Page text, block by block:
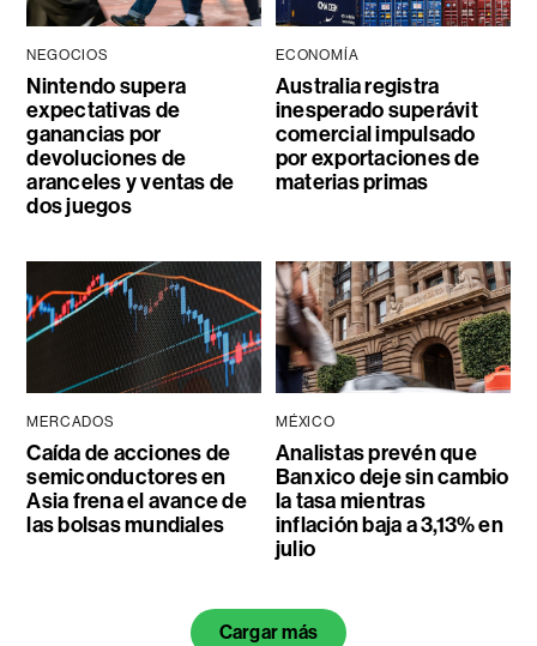
NEGOCIOS
Nintendo supera
expectativas de
ganancias por
devoluciones de
aranceles y ventas de
dos juegos
ECONOMÍA
Australia registra
inesperado superávit
comercial impulsado
por exportaciones de
materias primas
MERCADOS
Caída de acciones de
semiconductores en
Asia frena el avance de
las bolsas mundiales
MÉXICO
Analistas prevén que
Banxico deje sin cambio
la tasa mientras
inflación baja a 3,13% en
julio
Cargar más